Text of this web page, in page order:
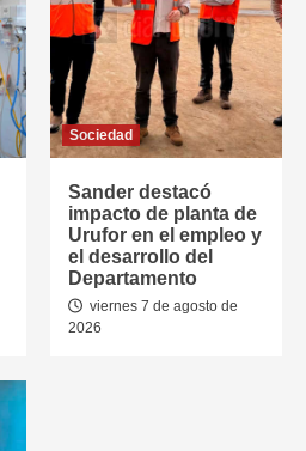
Sociedad
Sander destacó
impacto de planta de
Urufor en el empleo y
el desarrollo del
Departamento
viernes 7 de agosto de
2026